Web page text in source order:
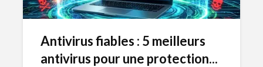
Antivirus fiables : 5 meilleurs
antivirus pour une protection...